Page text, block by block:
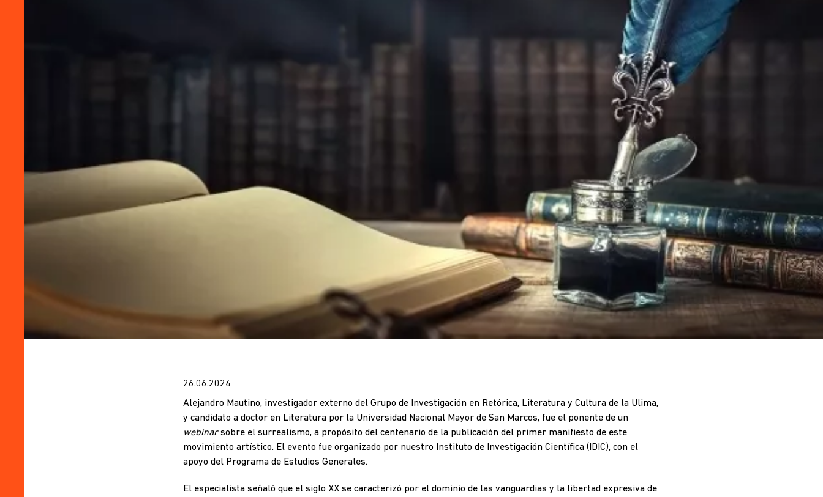
26.06.2024
Alejandro Mautino, investigador externo del Grupo de Investigación en Retórica, Literatura y Cultura de la Ulima,
y candidato a doctor en Literatura por la Universidad Nacional Mayor de San Marcos, fue el ponente de un
webinarsobre el surrealismo, a propósito del centenario de la publicación del primer manifiesto de este
movimiento artístico. El evento fue organizado por nuestro Instituto de Investigación Científica (IDIC), con el
apoyo del Programa de Estudios Generales.
El especialista señaló que el siglo XX se caracterizó por el dominio de las vanguardias y la libertad expresiva de